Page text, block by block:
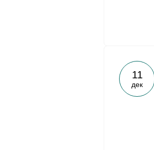
11
дек